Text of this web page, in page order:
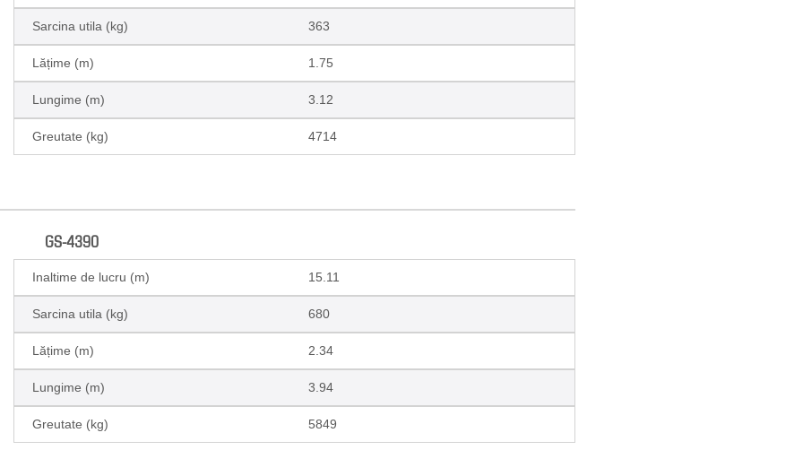
Sarcina utila (kg) 363
Lățime (m) 1.75
Lungime (m) 3.12
Greutate (kg) 4714
GS-4390
Inaltime de lucru (m) 15.11
Sarcina utila (kg) 680
Lățime (m) 2.34
Lungime (m) 3.94
Greutate (kg) 5849